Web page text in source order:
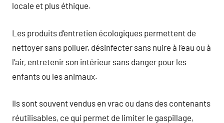
locale et plus éthique.
Les produits d’entretien écologiques permettent de
nettoyer sans polluer, désinfecter sans nuire à l’eau ou à
l’air, entretenir son intérieur sans danger pour les
enfants ou les animaux.
Ils sont souvent vendus en vrac ou dans des contenants
réutilisables, ce qui permet de limiter le gaspillage,